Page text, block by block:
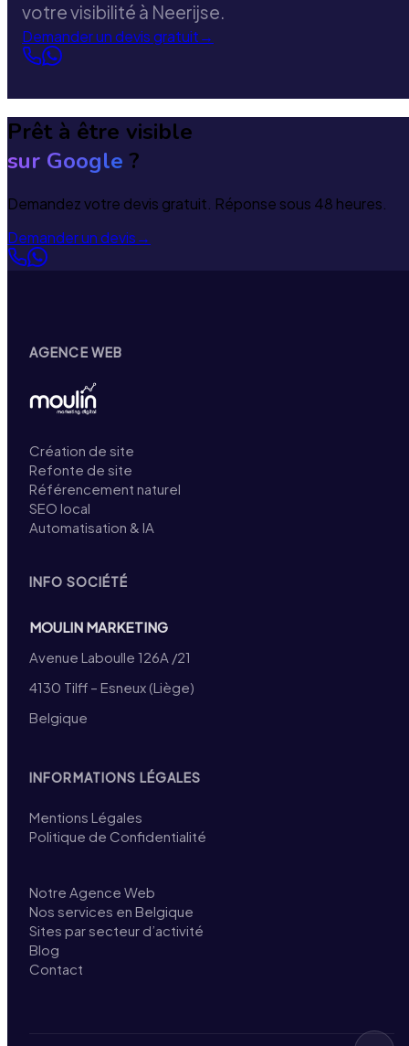
votre visibilité à Neerijse.
Demander un devis gratuit→
Prêt à être visible
sur Google ?
Demandez votre devis gratuit. Réponse sous 48 heures.
Demander un devis→
AGENCE WEB
Création de site
Refonte de site
Référencement naturel
SEO local
Automatisation & IA
INFO SOCIÉTÉ
MOULIN MARKETING
Avenue Laboulle 126A /21
4130 Tilff – Esneux (Liège)
Belgique
INFORMATIONS LÉGALES
Mentions Légales
Politique de Confidentialité
Notre Agence Web
Nos services en Belgique
Sites par secteur d’activité
Blog
Contact